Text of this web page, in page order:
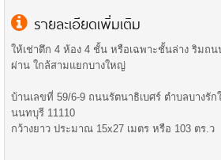
รายละเอียดเพิ่มเติม
ให้เช่าตึก 4 ห้อง 4 ชั้น หรือเฉพาะชั้นล่าง ริมถน
ผ่าน ใกล้สามแยกบางใหญ่
บ้านเลขที่ 59/6-9 ถนนรัตนาธิเบศร์ ตำบลบางรั
นนทบุรี 11110
กว้างยาว ประมาณ 15x27 เมตร หรือ 103 ตร.ว